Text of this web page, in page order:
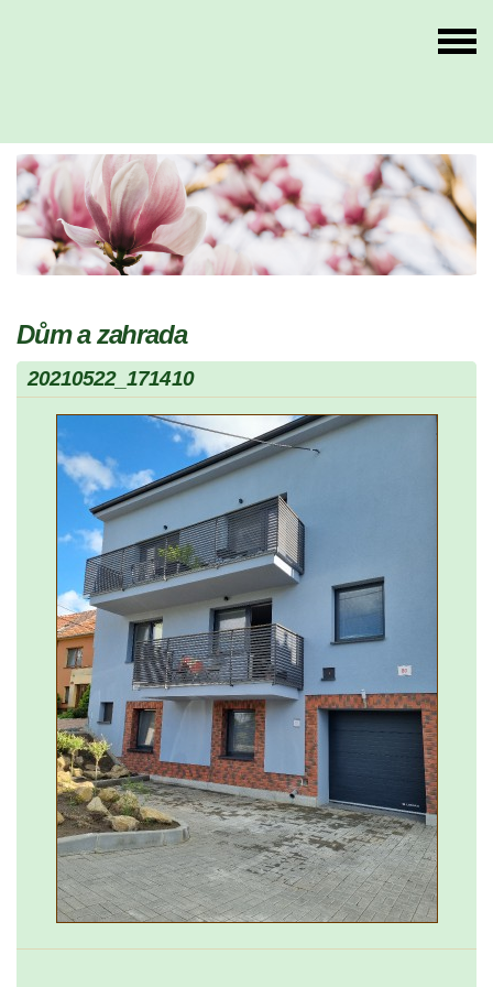
Dům a zahrada
20210522_171410